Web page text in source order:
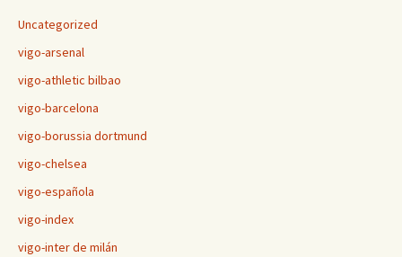
Uncategorized
vigo-arsenal
vigo-athletic bilbao
vigo-barcelona
vigo-borussia dortmund
vigo-chelsea
vigo-española
vigo-index
vigo-inter de milán